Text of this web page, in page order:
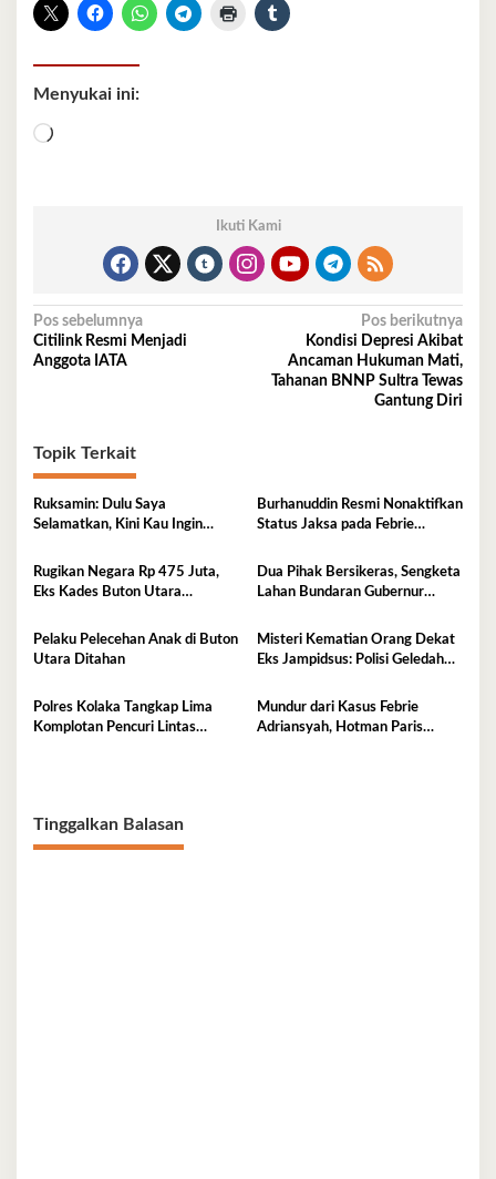
Menyukai ini:
Memuat...
Ikuti Kami
Navigasi
pos
Pos sebelumnya
Citilink Resmi Menjadi
Anggota IATA
Pos berikutnya
Kondisi Depresi Akibat
Ancaman Hukuman Mati,
Tahanan BNNP Sultra Tewas
Gantung Diri
Topik Terkait
Ruksamin: Dulu Saya
Selamatkan, Kini Kau Ingin
Burhanuddin Resmi Nonaktifkan
Status Jaksa pada Febrie
Rugikan Negara Rp 475 Juta,
Eks Kades Buton Utara
Dua Pihak Bersikeras, Sengketa
Lahan Bundaran Gubernur
Pelaku Pelecehan Anak di Buton
Utara Ditahan
Misteri Kematian Orang Dekat
Eks Jampidsus: Polisi Geledah
Polres Kolaka Tangkap Lima
Komplotan Pencuri Lintas
Mundur dari Kasus Febrie
Adriansyah, Hotman Paris
Tinggalkan Balasan